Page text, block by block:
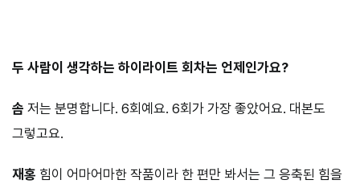
두 사람이 생각하는 하이라이트 회차는 언제인가요?
솜 저는 분명합니다. 6회예요. 6회가 가장 좋았어요. 대본도
그렇고요.
재홍 힘이 어마어마한 작품이라 한 편만 봐서는 그 응축된 힘을